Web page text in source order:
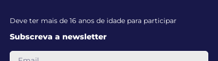
Deve ter mais de 16 anos de idade para participar
Subscreva a newsletter